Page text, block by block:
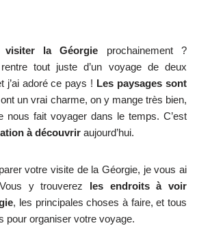
visiter la Géorgie prochainement ?
tout juste d’un voyage de deux
j’ai adoré ce pays ! Les paysages sont
un vrai charme, on y mange très bien,
nous fait voyager dans le temps. C’est
à découvrir aujourd’hui.
votre visite de la Géorgie, je vous ai
y trouverez les endroits à voir
, les principales choses à faire, et tous
pour organiser votre voyage.